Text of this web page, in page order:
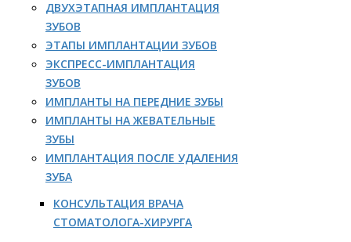
ДВУХЭТАПНАЯ ИМПЛАНТАЦИЯ
ЗУБОВ
ЭТАПЫ ИМПЛАНТАЦИИ ЗУБОВ
ЭКСПРЕСС-ИМПЛАНТАЦИЯ
ЗУБОВ
ИМПЛАНТЫ НА ПЕРЕДНИЕ ЗУБЫ
ИМПЛАНТЫ НА ЖЕВАТЕЛЬНЫЕ
ЗУБЫ
ИМПЛАНТАЦИЯ ПОСЛЕ УДАЛЕНИЯ
ЗУБА
КОНСУЛЬТАЦИЯ ВРАЧА
СТОМАТОЛОГА-ХИРУРГА